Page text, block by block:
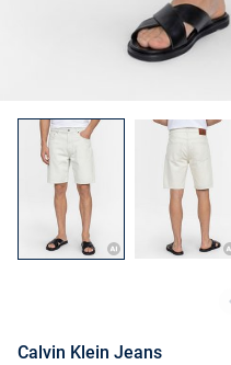
Calvin Klein Jeans